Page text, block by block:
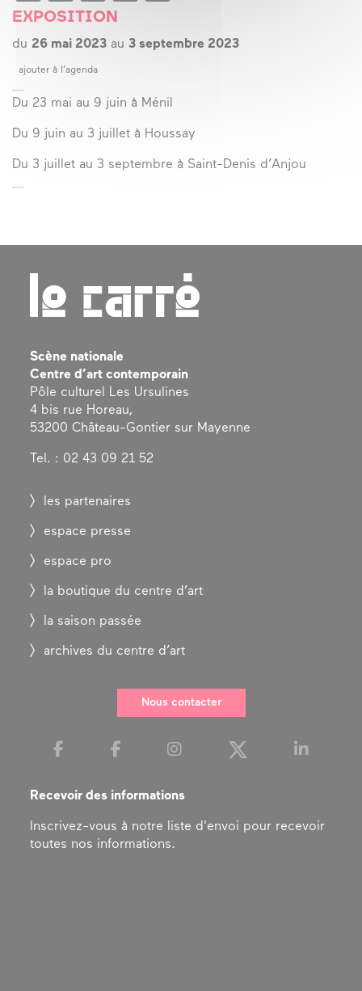
« Vacances apprenantes » mis en place et financé par le
des Sports,
du Ministère de la Culture et de la DRAC Nouvelle-
Aquitaine.
EXPOSITION
du 26 mai 2023 au 3 septembre 2023
ajouter à l’agenda
Du 23 mai au 9 juin à Ménil
Du 9 juin au 3 juillet à Houssay
Du 3 juillet au 3 septembre à Saint-Denis d’Anjou
Scène nationale
Centre d’art contemporain
Pôle culturel Les Ursulines
4 bis rue Horeau,
53200 Château-Gontier sur Mayenne
Tel. : 02 43 09 21 52
les partenaires
espace presse
espace pro
la boutique du centre d’art
la saison passée
archives du centre d’art
Nous contacter
Recevoir des informations
Inscrivez-vous à notre liste d'envoi pour recevoir
toutes nos informations.